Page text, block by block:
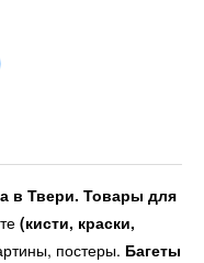
в Твери. Товары для
(кисти, краски,
постеры. Багеты